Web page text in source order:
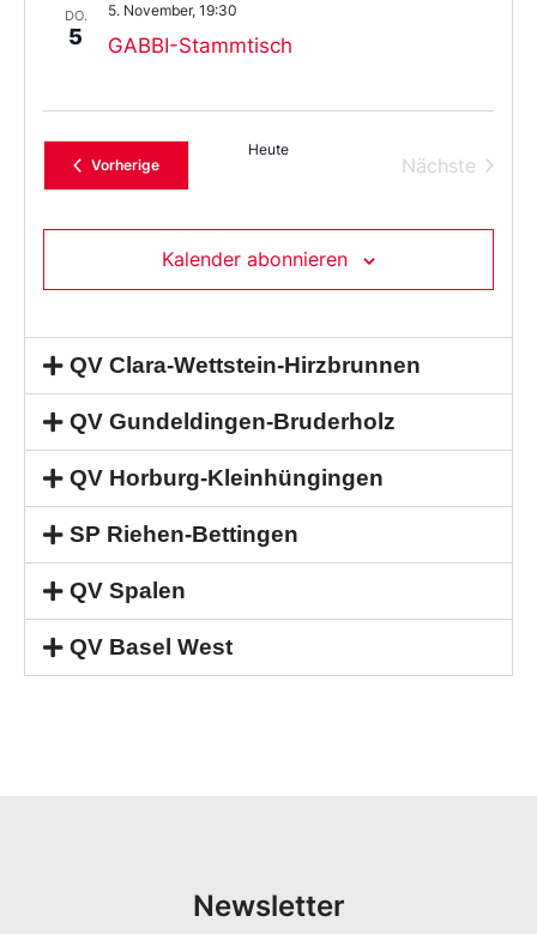
DO.
5 GABBI-Stammtisch
5. November, 19:30
VorherigeVeranstaltungen
Heute
Nächste
Kalender abonnieren
QV Clara-Wettstein-Hirzbrunnen
QV Gundeldingen-Bruderholz
QV Horburg-Kleinhüngingen
SP Riehen-Bettingen
QV Spalen
QV Basel West
Newsletter